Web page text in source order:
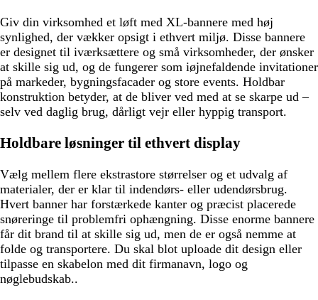
Giv din virksomhed et løft med XL-bannere med høj
synlighed, der vækker opsigt i ethvert miljø. Disse bannere
er designet til iværksættere og små virksomheder, der ønsker
at skille sig ud, og de fungerer som iøjnefaldende invitationer
på markeder, bygningsfacader og store events. Holdbar
konstruktion betyder, at de bliver ved med at se skarpe ud –
selv ved daglig brug, dårligt vejr eller hyppig transport.
Holdbare løsninger til ethvert display
Vælg mellem flere ekstrastore størrelser og et udvalg af
materialer, der er klar til indendørs- eller udendørsbrug.
Hvert banner har forstærkede kanter og præcist placerede
snøreringe til problemfri ophængning. Disse enorme bannere
får dit brand til at skille sig ud, men de er også nemme at
folde og transportere. Du skal blot uploade dit design eller
tilpasse en skabelon med dit firmanavn, logo og
nøglebudskab..